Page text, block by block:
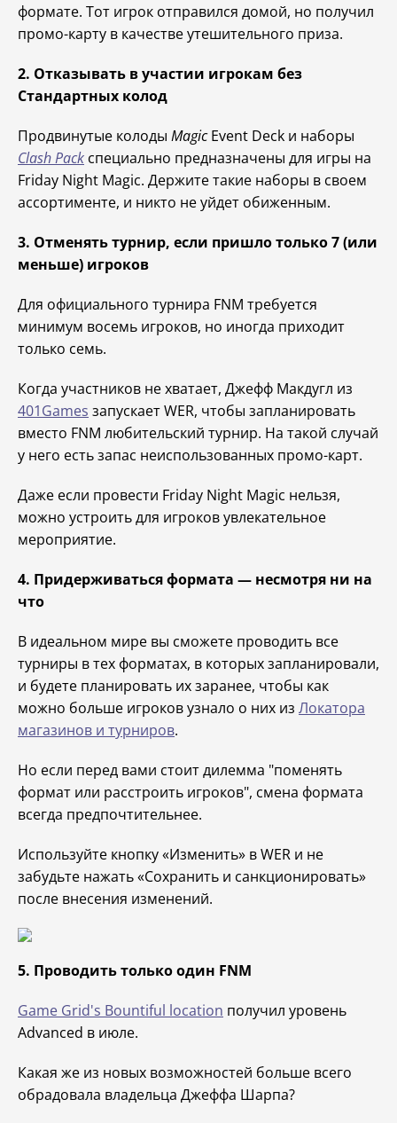
формате. Тот игрок отправился домой, но получил
промо-карту в качестве утешительного приза.
2. Отказывать в участии игрокам без
Стандартных колод
Продвинутые колоды MagicEvent Deck и наборы
Clash Pack специально предназначены для игры на
Friday Night Magic. Держите такие наборы в своем
ассортименте, и никто не уйдет обиженным.
3. Отменять турнир, если пришло только 7 (или
меньше) игроков
Для официального турнира FNM требуется
минимум восемь игроков, но иногда приходит
только семь.
Когда участников не хватает, Джефф Макдугл из
401Games запускает WER, чтобы запланировать
вместо FNM любительский турнир. На такой случай
у него есть запас неиспользованных промо-карт.
Даже если провести Friday Night Magic нельзя,
можно устроить для игроков увлекательное
мероприятие.
4. Придерживаться формата — несмотря ни на
что
В идеальном мире вы сможете проводить все
турниры в тех форматах, в которых запланировали,
и будете планировать их заранее, чтобы как
можно больше игроков узнало о них из Локатора
магазинов и турниров.
Но если перед вами стоит дилемма "поменять
формат или расстроить игроков", смена формата
всегда предпочтительнее.
Используйте кнопку «Изменить» в WER и не
забудьте нажать «Сохранить и санкционировать»
после внесения изменений.
5. Проводить только один FNM
Game Grid's Bountiful location получил уровень
Advanced в июле.
Какая же из новых возможностей больше всего
обрадовала владельца Джеффа Шарпа?